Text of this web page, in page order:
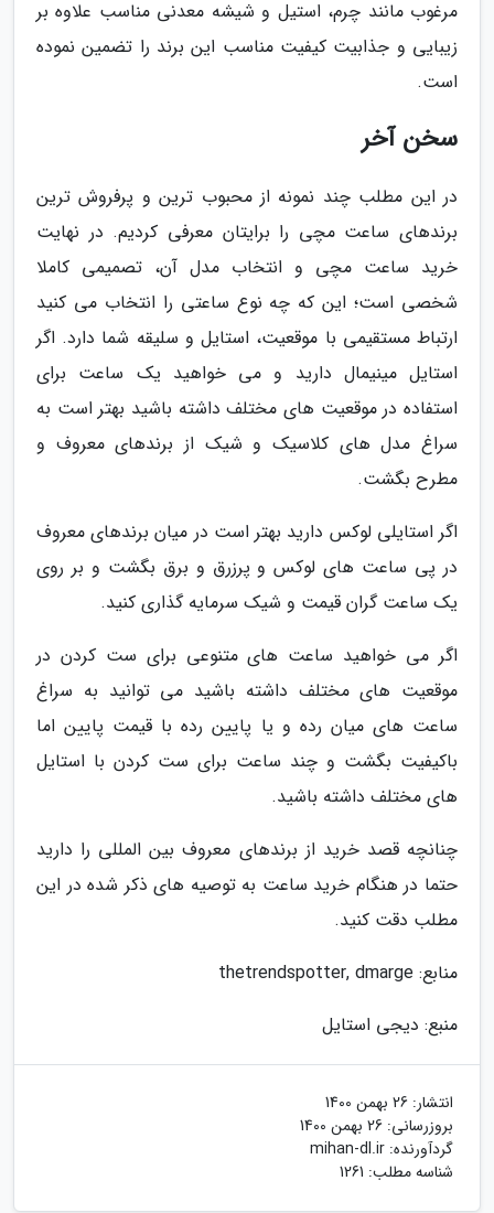
مرغوب مانند چرم، استیل و شیشه معدنی مناسب علاوه بر
زیبایی و جذابیت کیفیت مناسب این برند را تضمین نموده
است.
سخن آخر
در این مطلب چند نمونه از محبوب ترین و پرفروش ترین
برندهای ساعت مچی را برایتان معرفی کردیم. در نهایت
خرید ساعت مچی و انتخاب مدل آن، تصمیمی کاملا
شخصی است؛ این که چه نوع ساعتی را انتخاب می کنید
ارتباط مستقیمی با موقعیت، استایل و سلیقه شما دارد. اگر
استایل مینیمال دارید و می خواهید یک ساعت برای
استفاده در موقعیت های مختلف داشته باشید بهتر است به
سراغ مدل های کلاسیک و شیک از برندهای معروف و
مطرح بگشت.
اگر استایلی لوکس دارید بهتر است در میان برندهای معروف
در پی ساعت های لوکس و پرزرق و برق بگشت و بر روی
یک ساعت گران قیمت و شیک سرمایه گذاری کنید.
اگر می خواهید ساعت های متنوعی برای ست کردن در
موقعیت های مختلف داشته باشید می توانید به سراغ
ساعت های میان رده و یا پایین رده با قیمت پایین اما
باکیفیت بگشت و چند ساعت برای ست کردن با استایل
های مختلف داشته باشید.
چنانچه قصد خرید از برندهای معروف بین المللی را دارید
حتما در هنگام خرید ساعت به توصیه های ذکر شده در این
مطلب دقت کنید.
منابع: thetrendspotter, dmarge
منبع: دیجی استایل
انتشار: 26 بهمن 1400
بروزرسانی: 26 بهمن 1400
گردآورنده: mihan-dl.ir
شناسه مطلب: 1261